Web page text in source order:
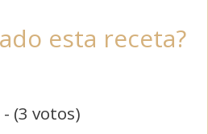
esta receta?
(3 votos)